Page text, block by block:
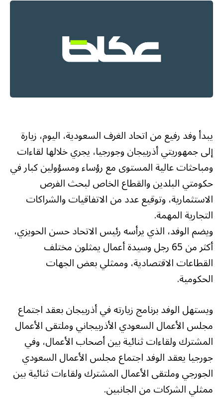
يبدأ وفد رفيع من اتحاد الغرف السعودية، اليوم، زيارة
إلى جمهوريتي أذربيجان وجورجيا، يجري خلالها لقاءات
ومباحثات عالية المستوى مع رؤساء ومسؤولين كبار في
حكومتي البلدين والقطاع الخاص لبحث الفرص
الاستثمارية، وتوقيع عدد من الاتفاقيات والشراكات
التجارية المهمة.
ويضم الوفد، الذي يرأسه رئيس الاتحاد حسن الحويزي،
أكثر من 65 رجل وسيدة أعمال يمثلون مختلف
القطاعات الاقتصادية، وممثلي بعض الجهات
الحكومية.
ويستهل الوفد برنامج زيارته في أذربيجان بعقد اجتماع
مجلس الأعمال السعودي الأذربيجاني وملتقى الأعمال
المشترك ولقاءات ثنائية بين أصحاب الأعمال، وفي
جورجيا يعقد الوفد اجتماع مجلس الأعمال السعودي
الجورجي وملتقى الأعمال المشترك ولقاءات ثنائية بين
ممثلي الشركات من الجانبين.